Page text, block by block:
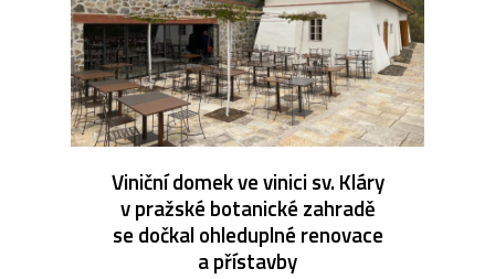
Viniční domek ve vinici sv. Kláry
v pražské botanické zahradě
se dočkal ohleduplné renovace
a přístavby